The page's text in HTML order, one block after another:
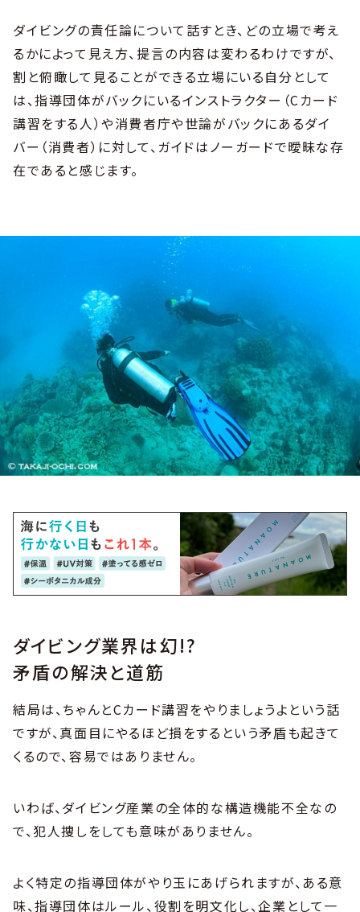
ダイビングの責任論について話すとき、どの立場で考え
るかによって見え方、提言の内容は変わるわけですが、
割と俯瞰して見ることができる立場にいる自分として
は、指導団体がバックにいるインストラクター（Cカード
講習をする人）や消費者庁や世論がバックにあるダイ
バー（消費者）に対して、ガイドはノーガードで曖昧な存
在であると感じます。
ダイビング業界は幻!?
矛盾の解決と道筋
結局は、ちゃんとCカード講習をやりましょうよという話
ですが、真面目にやるほど損をするという矛盾も起きて
くるので、容易ではありません。
いわば、ダイビング産業の全体的な構造機能不全なの
で、犯人捜しをしても意味がありません。
よく特定の指導団体がやり玉にあげられますが、ある意
味、指導団体はルール、役割を明文化し、企業として一